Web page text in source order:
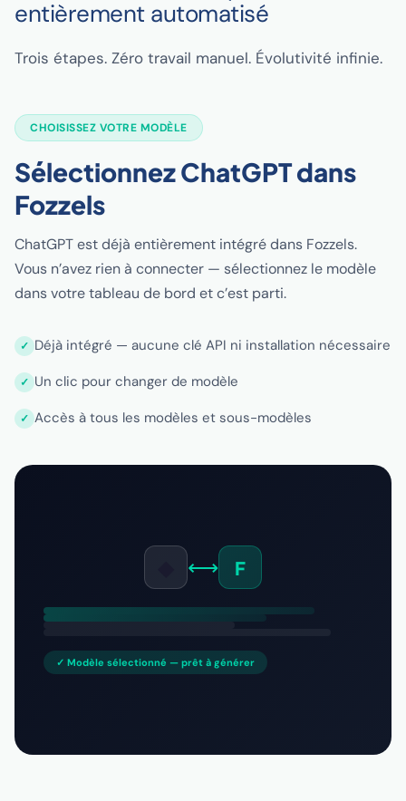
entièrement automatisé
Trois étapes. Zéro travail manuel. Évolutivité infinie.
CHOISISSEZ VOTRE MODÈLE
Sélectionnez ChatGPT dans
Fozzels
ChatGPT est déjà entièrement intégré dans Fozzels.
Vous n’avez rien à connecter — sélectionnez le modèle
dans votre tableau de bord et c’est parti.
Déjà intégré — aucune clé API ni installation nécessaire
Un clic pour changer de modèle
Accès à tous les modèles et sous-modèles
⟷ F
✓ Modèle sélectionné — prêt à générer